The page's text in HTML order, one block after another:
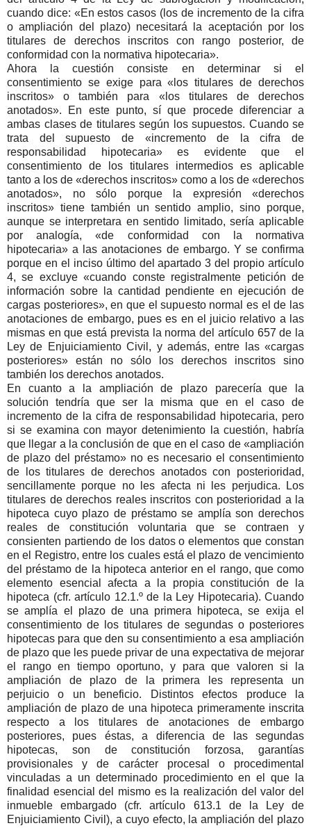
cuando dice: «En estos casos (los de incremento de la cifra
o ampliación del plazo) necesitará la aceptación por los
titulares de derechos inscritos con rango posterior, de
conformidad con la normativa hipotecaria».
Ahora la cuestión consiste en determinar si el
consentimiento se exige para «los titulares de derechos
inscritos» o también para «los titulares de derechos
anotados». En este punto, sí que procede diferenciar a
ambas clases de titulares según los supuestos. Cuando se
trata del supuesto de «incremento de la cifra de
responsabilidad hipotecaria» es evidente que el
consentimiento de los titulares intermedios es aplicable
tanto a los de «derechos inscritos» como a los de «derechos
anotados», no sólo porque la expresión «derechos
inscritos» tiene también un sentido amplio, sino porque,
aunque se interpretara en sentido limitado, sería aplicable
por analogía, «de conformidad con la normativa
hipotecaria» a las anotaciones de embargo. Y se confirma
porque en el inciso último del apartado 3 del propio artículo
4, se excluye «cuando conste registralmente petición de
información sobre la cantidad pendiente en ejecución de
cargas posteriores», en que el supuesto normal es el de las
anotaciones de embargo, pues es en el juicio relativo a las
mismas en que está prevista la norma del artículo 657 de la
Ley de Enjuiciamiento Civil, y además, entre las «cargas
posteriores» están no sólo los derechos inscritos sino
también los derechos anotados.
En cuanto a la ampliación de plazo parecería que la
solución tendría que ser la misma que en el caso de
incremento de la cifra de responsabilidad hipotecaria, pero
si se examina con mayor detenimiento la cuestión, habría
que llegar a la conclusión de que en el caso de «ampliación
de plazo del préstamo» no es necesario el consentimiento
de los titulares de derechos anotados con posterioridad,
sencillamente porque no les afecta ni les perjudica. Los
titulares de derechos reales inscritos con posterioridad a la
hipoteca cuyo plazo de préstamo se amplía son derechos
reales de constitución voluntaria que se contraen y
consienten partiendo de los datos o elementos que constan
en el Registro, entre los cuales está el plazo de vencimiento
del préstamo de la hipoteca anterior en el rango, que como
elemento esencial afecta a la propia constitución de la
hipoteca (cfr. artículo 12.1.º de la Ley Hipotecaria). Cuando
se amplía el plazo de una primera hipoteca, se exija el
consentimiento de los titulares de segundas o posteriores
hipotecas para que den su consentimiento a esa ampliación
de plazo que les puede privar de una expectativa de mejorar
el rango en tiempo oportuno, y para que valoren si la
ampliación de plazo de la primera les representa un
perjuicio o un beneficio. Distintos efectos produce la
ampliación de plazo de una hipoteca primeramente inscrita
respecto a los titulares de anotaciones de embargo
posteriores, pues éstas, a diferencia de las segundas
hipotecas, son de constitución forzosa, garantías
provisionales y de carácter procesal o procedimental
vinculadas a un determinado procedimiento en el que la
finalidad esencial del mismo es la realización del valor del
inmueble embargado (cfr. artículo 613.1 de la Ley de
Enjuiciamiento Civil), a cuyo efecto, la ampliación del plazo